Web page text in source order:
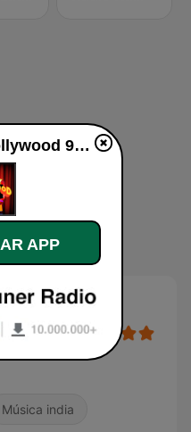
90s
Música india
Radio Retro Bollywood 90s en vivo
APP